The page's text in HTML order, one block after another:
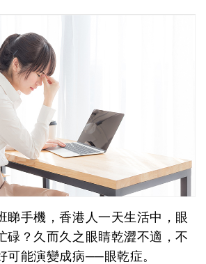
睇手機，香港人一天生活中，眼
碌？久而久之眼睛乾澀不適，不
可能演變成病──眼乾症。